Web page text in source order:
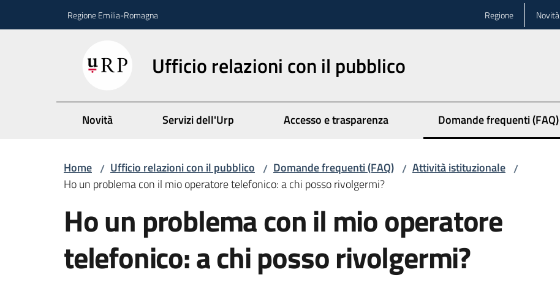
Regione Emilia-Romagna Regione Novità
Ufficio relazioni con il pubblico
Novità Servizi dell'Urp Accesso e trasparenza Domande frequenti (FAQ)
Menu selezionato
Home / Ufficio relazioni con il pubblico / Domande frequenti (FAQ) / Attività istituzionale /
Ho un problema con il mio operatore telefonico: a chi posso rivolgermi?
Ho un problema con il mio operatore
telefonico: a chi posso rivolgermi?